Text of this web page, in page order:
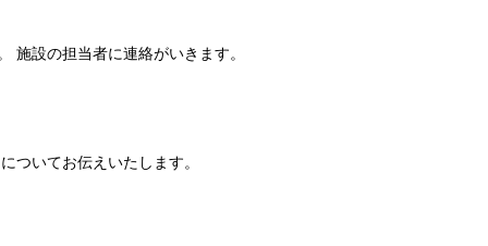
施設の担当者に連絡がいきます。
ついてお伝えいたします。